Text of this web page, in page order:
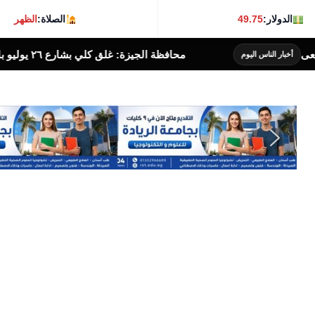
الدولار:49.75 الصلاة:الظهر
غلق كلي بشارع ٢٦ يوليو بالاتجاه القادم من كوبري ١٥ مايو إلى ميدان لبنان